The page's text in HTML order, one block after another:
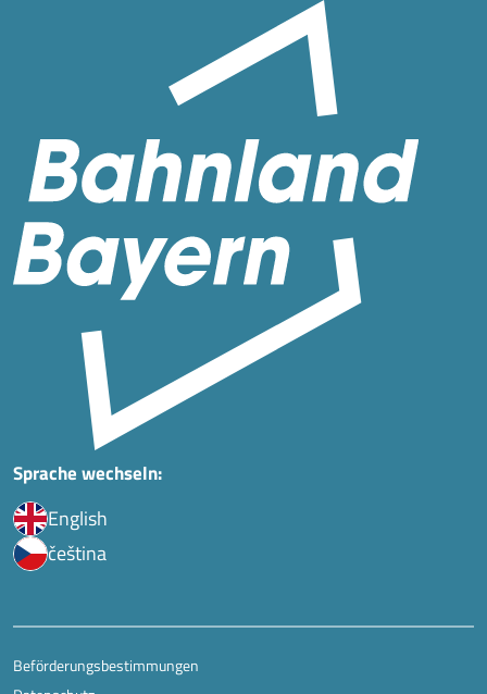
Sprache wechseln:
English
čeština
Beförderungsbestimmungen